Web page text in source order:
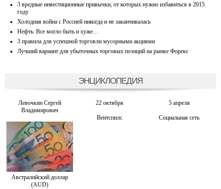
3 вредные инвестиционные привычки, от которых нужно избавиться в 2015
году
Холодная война с Россией никогда и не заканчивалась
Нефть: Все могло быть и хуже…
3 правила для успешной торговли мусорными акциями
Лучший вариант для убыточных торговых позиций на рынке Форекс
ЭНЦИКЛОПЕДИЯ
Левочкин Сергей
Владимирович
22 октября 5 апреля
Вентспилс Социальная сеть
Австралийский доллар
(AUD)